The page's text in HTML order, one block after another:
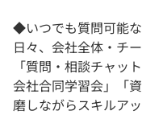
◆いつでも質問可能
日々、会社全体・チ
「質問・相談チャッ
会社合同学習会」「
磨しながらスキルア